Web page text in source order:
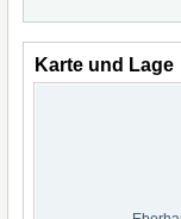
Karte und Lage